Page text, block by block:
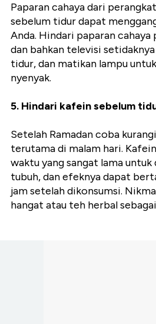
Paparan cahaya dari
sebelum tidur dapat
Anda. Hindari paparan
dan bahkan televisi
tidur, dan matikan lampu
nyenyak.
5. Hindari kafein sebelum
Setelah Ramadan coba
terutama di malam hari.
waktu yang sangat lama untuk
tubuh, dan efeknya dapat
jam setelah dikonsumsi.
hangat atau teh herbal